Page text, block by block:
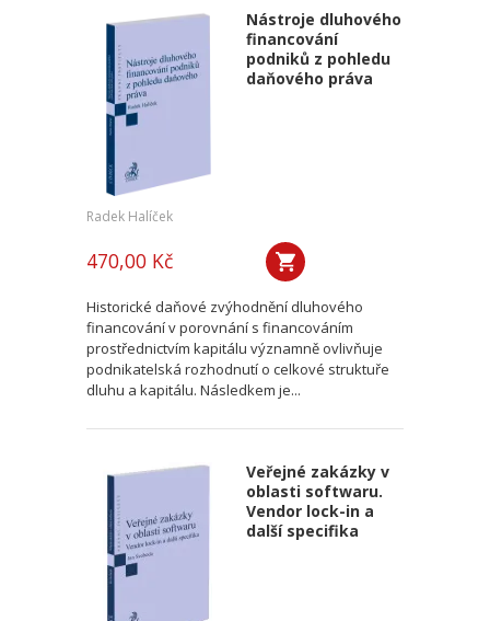
Nástroje dluhového
financování
podniků z pohledu
daňového práva
Radek Halíček
470,00 Kč
Historické daňové zvýhodnění dluhového
financování v porovnání s financováním
prostřednictvím kapitálu významně ovlivňuje
podnikatelská rozhodnutí o celkové struktuře
dluhu a kapitálu. Následkem je...
Veřejné zakázky v
oblasti softwaru.
Vendor lock-in a
další specifika